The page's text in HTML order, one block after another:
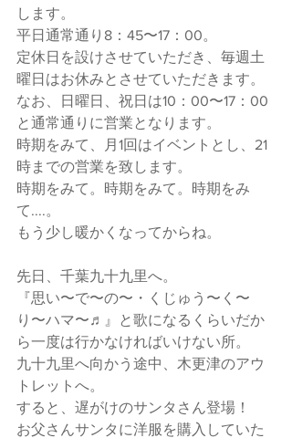
します。
平日通常通り8：45〜17：00。
定休日を設けさせていただき、毎週土
曜日はお休みとさせていただきます。
なお、日曜日、祝日は10：00〜17：00
と通常通りに営業となります。
時期をみて、月1回はイベントとし、21
時までの営業を致します。
時期をみて。時期をみて。時期をみ
て....。
もう少し暖かくなってからね。
先日、千葉九十九里へ。
『思い〜で〜の〜・くじゅう〜く〜
り〜ハマ〜♬』と歌になるくらいだか
ら一度は行かなければいけない所。
九十九里へ向かう途中、木更津のアウ
トレットへ。
すると、遅がけのサンタさん登場！
お父さんサンタに洋服を購入していた